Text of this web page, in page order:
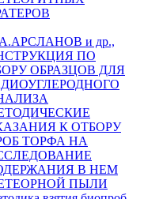
и др.,
ПО
ОБРАЗЦОВ ДЛЯ
К ОТБОРУ
ТОРФА НА
В НЕМ
ПЫЛИ